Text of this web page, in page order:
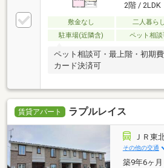
2階 / 2LDK
敷金なし 二人暮らし
駐車場(近隣含)
ペット相談
ペット相談可・最上階・初期
カード決済可
賃貸アパート ラプルレイス
ＪＲ東
その他の交通
築9年6ヶ